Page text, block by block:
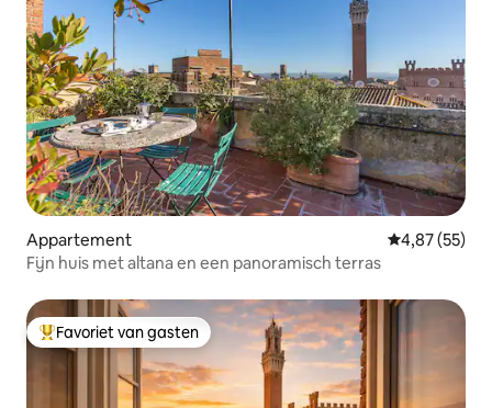
Appartement Gemiddelde
4,87 (55)
Fijn huis met altana en een panoramisch terras
Topfavoriet van gasten
Favoriet van gasten